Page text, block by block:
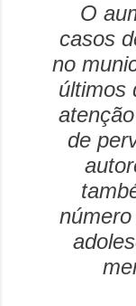
O
casos
no
últimos
de